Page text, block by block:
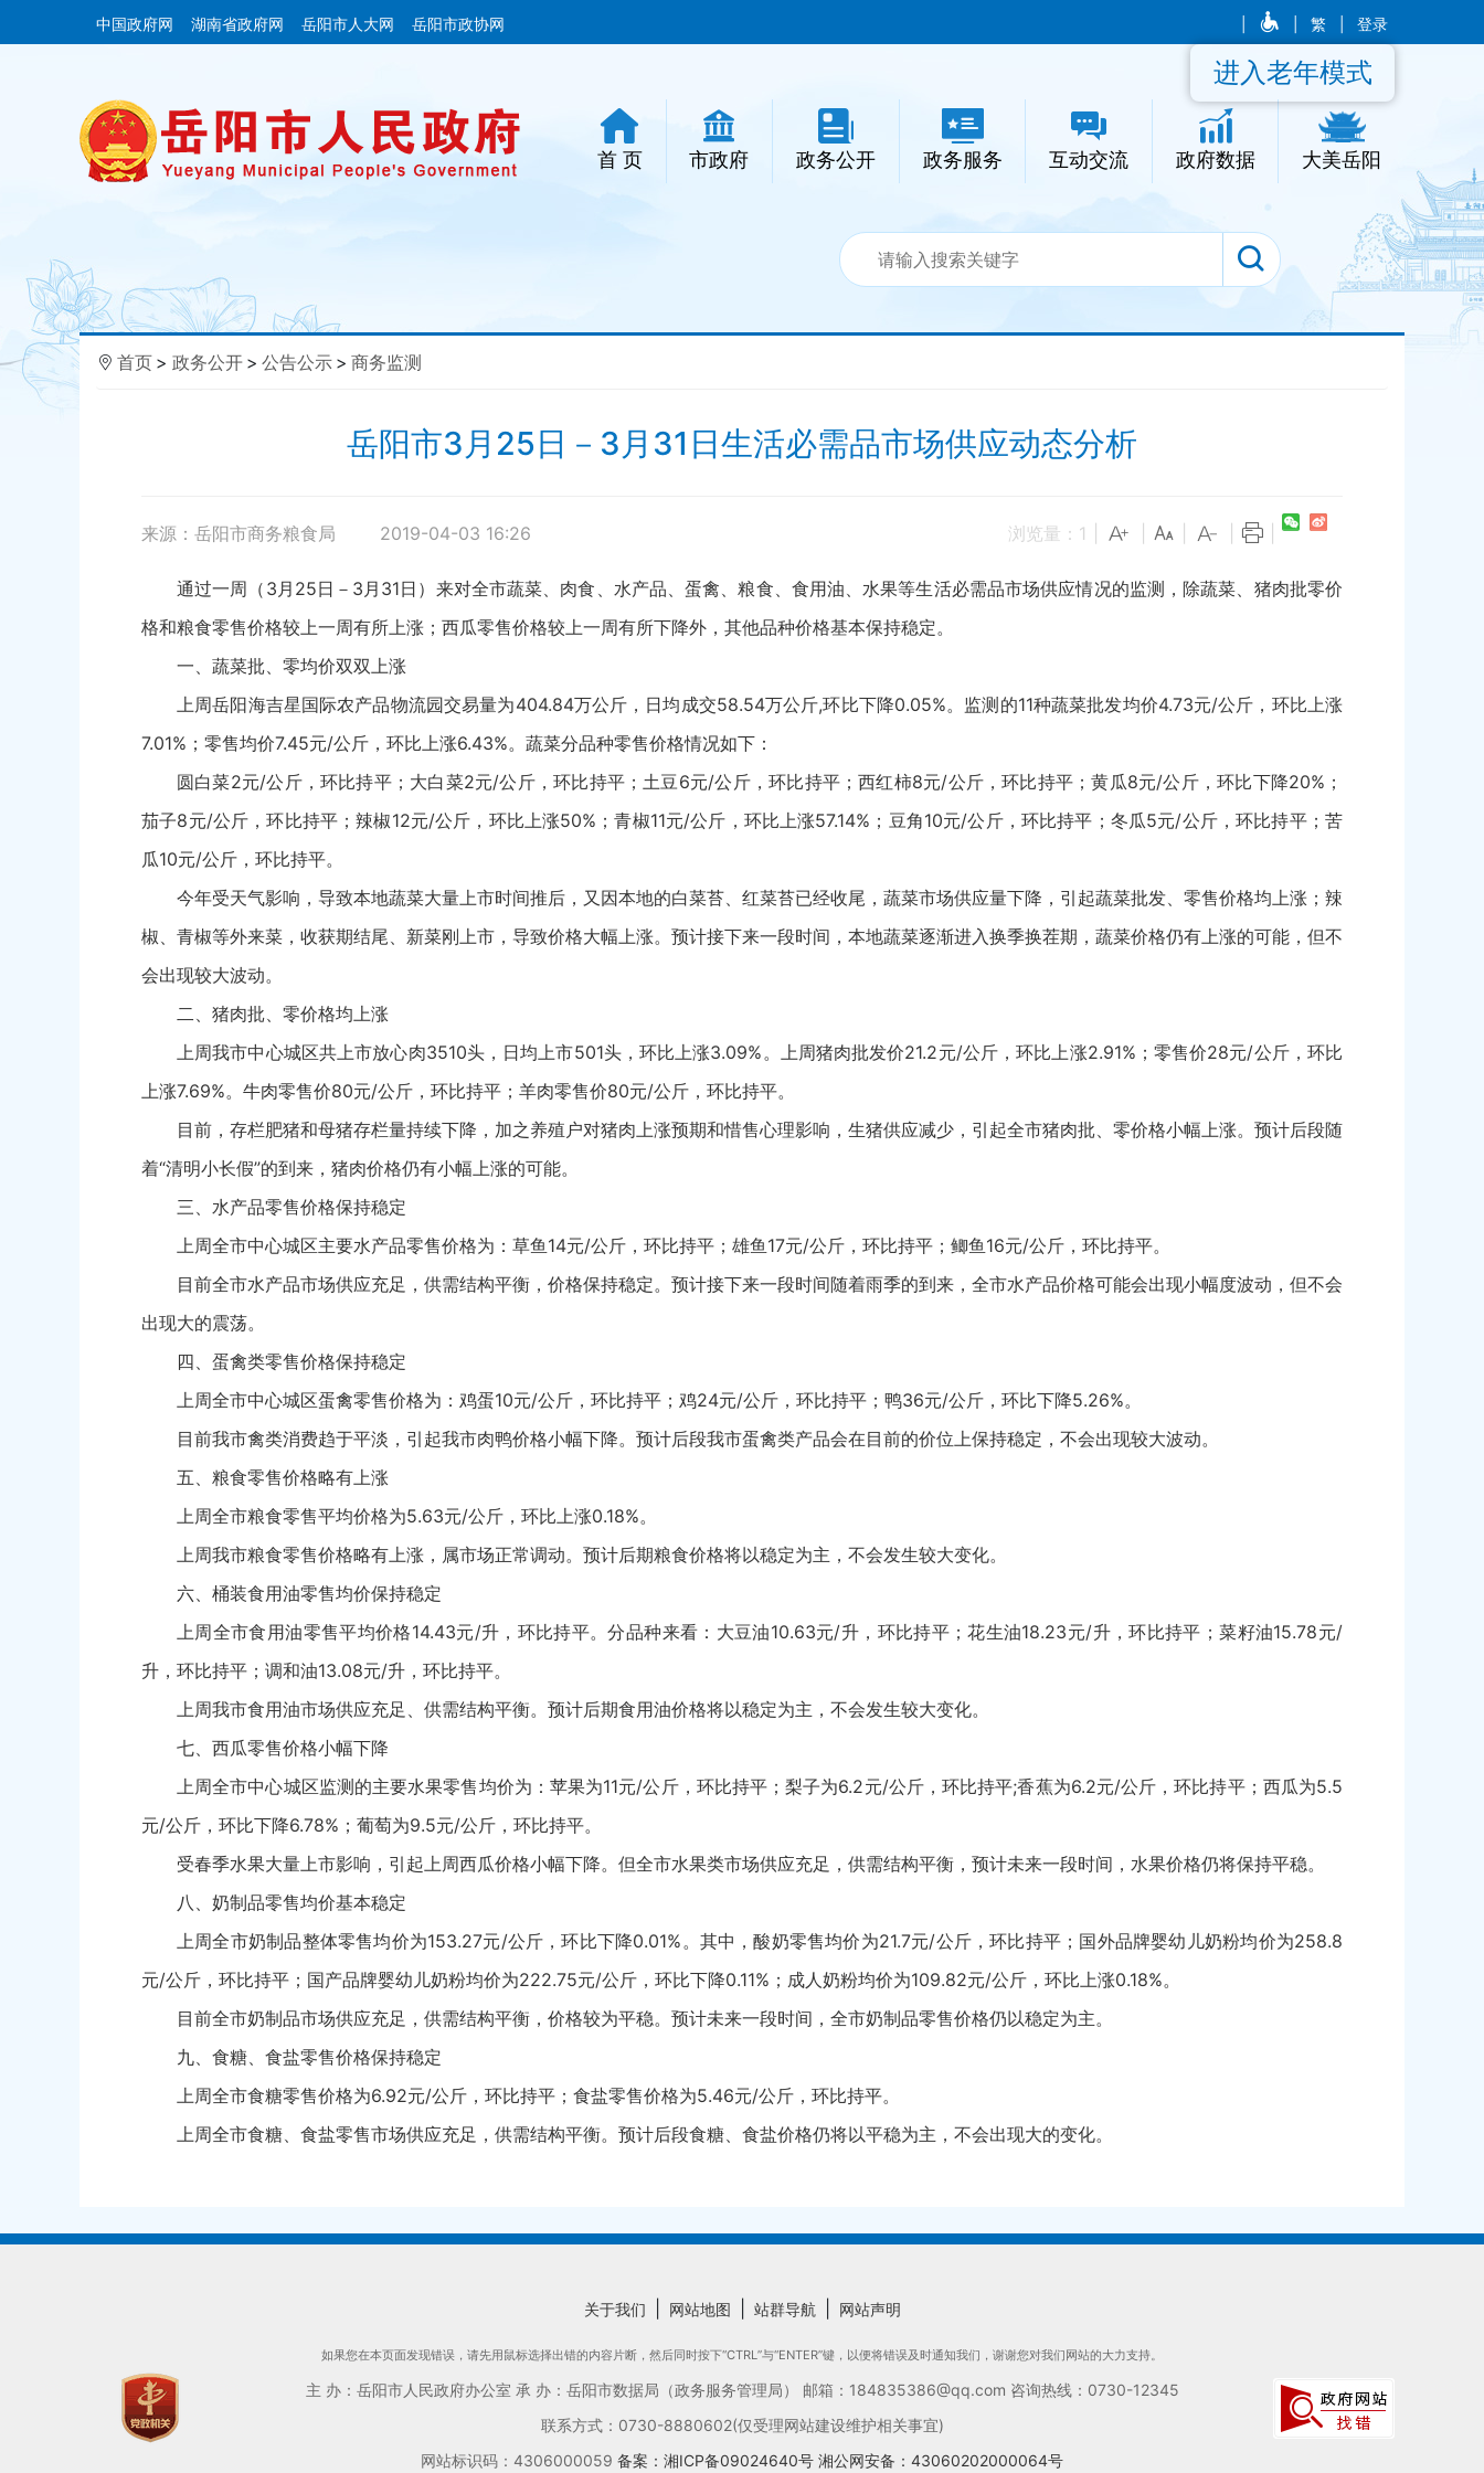
中国政府网 湖南省政府网 岳阳市人大网 岳阳市政协网 繁 登录
首 页 市政府 政务公开 政务服务 互动交流 政府数据 大美岳阳
进入老年模式
首页 > 政务公开 > 公告公示 > 商务监测
岳阳市3月25日－3月31日生活必需品市场供应动态分析
来源：岳阳市商务粮食局 2019-04-03 16:26 浏览量： 1
通过一周（3月25日－3月31日）来对全市蔬菜、肉食、水产品、蛋禽、粮食、食用油、水果等生活必需品市场供应情况的监测，除蔬菜、猪肉批零价
格和粮食零售价格较上一周有所上涨；西瓜零售价格较上一周有所下降外，其他品种价格基本保持稳定。
一、蔬菜批、零均价双双上涨
上周岳阳海吉星国际农产品物流园交易量为404.84万公斤，日均成交58.54万公斤,环比下降0.05%。监测的11种蔬菜批发均价4.73元/公斤，环比上涨
7.01%；零售均价7.45元/公斤，环比上涨6.43%。蔬菜分品种零售价格情况如下：
圆白菜2元/公斤，环比持平；大白菜2元/公斤，环比持平；土豆6元/公斤，环比持平；西红柿8元/公斤，环比持平；黄瓜8元/公斤，环比下降20%；
茄子8元/公斤，环比持平；辣椒12元/公斤，环比上涨50%；青椒11元/公斤，环比上涨57.14%；豆角10元/公斤，环比持平；冬瓜5元/公斤，环比持平；苦
瓜10元/公斤，环比持平。
今年受天气影响，导致本地蔬菜大量上市时间推后，又因本地的白菜苔、红菜苔已经收尾，蔬菜市场供应量下降，引起蔬菜批发、零售价格均上涨；辣
椒、青椒等外来菜，收获期结尾、新菜刚上市，导致价格大幅上涨。预计接下来一段时间，本地蔬菜逐渐进入换季换茬期，蔬菜价格仍有上涨的可能，但不
会出现较大波动。
二、猪肉批、零价格均上涨
上周我市中心城区共上市放心肉3510头，日均上市501头，环比上涨3.09%。上周猪肉批发价21.2元/公斤，环比上涨2.91%；零售价28元/公斤，环比
上涨7.69%。牛肉零售价80元/公斤，环比持平；羊肉零售价80元/公斤，环比持平。
目前，存栏肥猪和母猪存栏量持续下降，加之养殖户对猪肉上涨预期和惜售心理影响，生猪供应减少，引起全市猪肉批、零价格小幅上涨。预计后段随
着“清明小长假”的到来，猪肉价格仍有小幅上涨的可能。
三、水产品零售价格保持稳定
上周全市中心城区主要水产品零售价格为：草鱼14元/公斤，环比持平；雄鱼17元/公斤，环比持平；鲫鱼16元/公斤，环比持平。
目前全市水产品市场供应充足，供需结构平衡，价格保持稳定。预计接下来一段时间随着雨季的到来，全市水产品价格可能会出现小幅度波动，但不会
出现大的震荡。
四、蛋禽类零售价格保持稳定
上周全市中心城区蛋禽零售价格为：鸡蛋10元/公斤，环比持平；鸡24元/公斤，环比持平；鸭36元/公斤，环比下降5.26%。
目前我市禽类消费趋于平淡，引起我市肉鸭价格小幅下降。预计后段我市蛋禽类产品会在目前的价位上保持稳定，不会出现较大波动。
五、粮食零售价格略有上涨
上周全市粮食零售平均价格为5.63元/公斤，环比上涨0.18%。
上周我市粮食零售价格略有上涨，属市场正常调动。预计后期粮食价格将以稳定为主，不会发生较大变化。
六、桶装食用油零售均价保持稳定
上周全市食用油零售平均价格14.43元/升，环比持平。分品种来看：大豆油10.63元/升，环比持平；花生油18.23元/升，环比持平；菜籽油15.78元/
升，环比持平；调和油13.08元/升，环比持平。
上周我市食用油市场供应充足、供需结构平衡。预计后期食用油价格将以稳定为主，不会发生较大变化。
七、西瓜零售价格小幅下降
上周全市中心城区监测的主要水果零售均价为：苹果为11元/公斤，环比持平；梨子为6.2元/公斤，环比持平;香蕉为6.2元/公斤，环比持平；西瓜为5.5
元/公斤，环比下降6.78%；葡萄为9.5元/公斤，环比持平。
受春季水果大量上市影响，引起上周西瓜价格小幅下降。但全市水果类市场供应充足，供需结构平衡，预计未来一段时间，水果价格仍将保持平稳。
八、奶制品零售均价基本稳定
上周全市奶制品整体零售均价为153.27元/公斤，环比下降0.01%。其中，酸奶零售均价为21.7元/公斤，环比持平；国外品牌婴幼儿奶粉均价为258.8
元/公斤，环比持平；国产品牌婴幼儿奶粉均价为222.75元/公斤，环比下降0.11%；成人奶粉均价为109.82元/公斤，环比上涨0.18%。
目前全市奶制品市场供应充足，供需结构平衡，价格较为平稳。预计未来一段时间，全市奶制品零售价格仍以稳定为主。
九、食糖、食盐零售价格保持稳定
上周全市食糖零售价格为6.92元/公斤，环比持平；食盐零售价格为5.46元/公斤，环比持平。
上周全市食糖、食盐零售市场供应充足，供需结构平衡。预计后段食糖、食盐价格仍将以平稳为主，不会出现大的变化。
关于我们 网站地图 站群导航 网站声明
如果您在本页面发现错误，请先用鼠标选择出错的内容片断，然后同时按下“CTRL”与“ENTER”键，以便将错误及时通知我们，谢谢您对我们网站的大力支持。
主 办：岳阳市人民政府办公室 承 办：岳阳市数据局（政务服务管理局） 邮箱：184835386@qq.com 咨询热线：0730-12345
联系方式：0730-8880602(仅受理网站建设维护相关事宜)
网站标识码：4306000059 备案：湘ICP备09024640号 湘公网安备：43060202000064号